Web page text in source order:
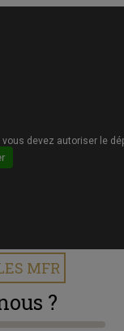
devez autoriser le
MFR
?